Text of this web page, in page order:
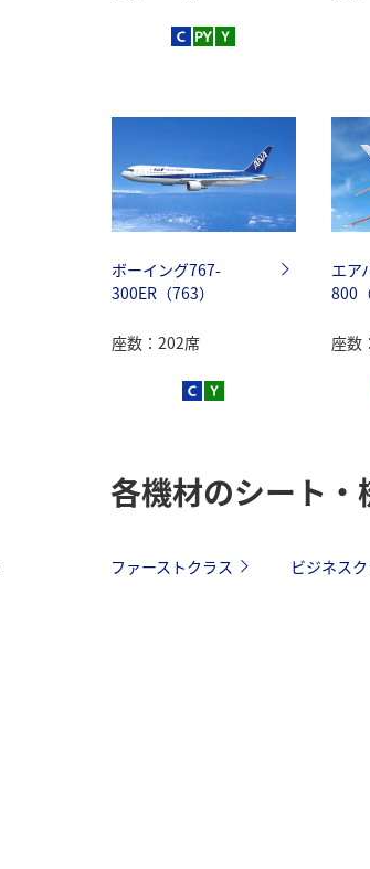
ボーイング767-
300ER（763）
座数：202席
エア
800
座数
各機材のシート
ファーストクラス ビジネス